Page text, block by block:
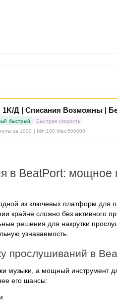
1K/Д | Списания Возможны |
быстрый
Быстрая скорость
за 1000 | Min:100 Max:500000
в BeatPort: мощное
из ключевых платформ для
крайне сложно без активного
решения для накрутки
узнаваемость.
прослушиваний в
музыки, а мощный инструмент
его шансы: